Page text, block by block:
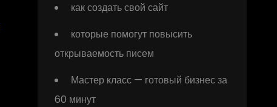
как создать свой сайт
которые помогут повысить
открываемость писем
Мастер класс — готовый бизнес за
60 минут